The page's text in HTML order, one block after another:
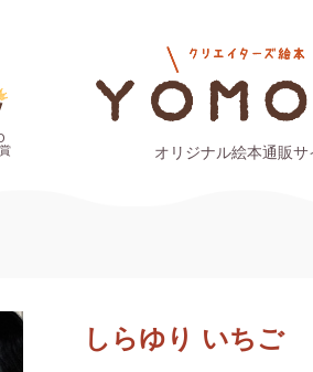
オリジナル絵本通販サ
しらゆり いちご